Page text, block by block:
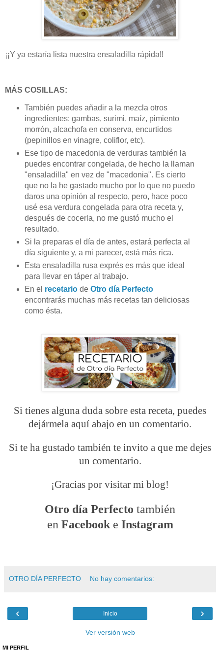
¡¡Y ya estaría lista nuestra ensaladilla rápida!!
MÁS COSILLAS:
También puedes añadir a la mezcla otros
ingredientes: gambas, surimi, maíz, pimiento
morrón, alcachofa en conserva, encurtidos
(pepinillos en vinagre, coliflor, etc).
Ese tipo de macedonia de verduras también la
puedes encontrar congelada, de hecho la llaman
"ensaladilla" en vez de "macedonia". Es cierto
que no la he gastado mucho por lo que no puedo
daros una opinión al respecto, pero, hace poco
usé esa verdura congelada para otra receta y,
después de cocerla, no me gustó mucho el
resultado.
Si la preparas el día de antes, estará perfecta al
día siguiente y, a mi parecer, está más rica.
Esta ensaladilla rusa exprés es más que ideal
para llevar en táper al trabajo.
En el recetario de Otro día Perfecto
encontrarás muchas más recetas tan deliciosas
como ésta.
Si tienes alguna duda sobre esta receta, puedes
dejármela aquí abajo en un comentario.
Si te ha gustado también te invito a que me dejes
un comentario.
¡Gracias por visitar mi blog!
Otro día Perfecto también
en Facebooke Instagram
OTRO DÍA PERFECTO No hay comentarios:
‹ ›
Inicio
Ver versión web
MI PERFIL